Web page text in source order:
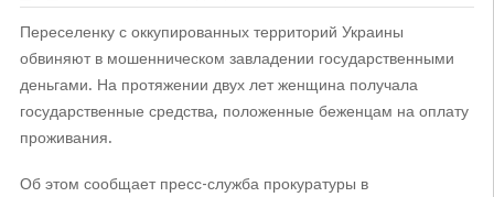
Переселенку с оккупированных территорий Украины
обвиняют в мошенническом завладении государственными
деньгами. На протяжении двух лет женщина получала
государственные средства, положенные беженцам на оплату
проживания.
Об этом сообщает пресс-служба прокуратуры в